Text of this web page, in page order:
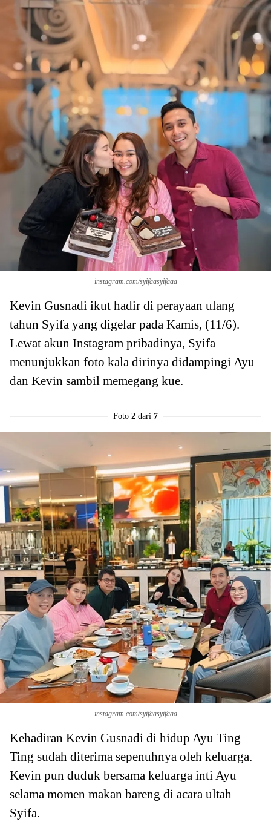
instagram.com/syifaasyifaaa
Kevin Gusnadi ikut hadir di perayaan ulang
tahun Syifa yang digelar pada Kamis, (11/6).
Lewat akun Instagram pribadinya, Syifa
menunjukkan foto kala dirinya didampingi Ayu
dan Kevin sambil memegang kue.
Foto 2 dari 7
instagram.com/syifaasyifaaa
Kehadiran Kevin Gusnadi di hidup Ayu Ting
Ting sudah diterima sepenuhnya oleh keluarga.
Kevin pun duduk bersama keluarga inti Ayu
selama momen makan bareng di acara ultah
Syifa.